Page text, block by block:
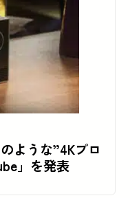
ような”4Kプロ
」を発表